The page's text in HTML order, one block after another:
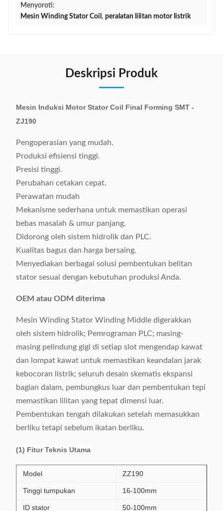
Menyoroti:
Mesin Winding Stator Coil , peralatan lilitan motor listrik
Deskripsi Produk
Mesin Induksi Motor Stator Coil Final Forming SMT -
ZJ190
Pengoperasian yang mudah.
Produksi efisiensi tinggi.
Presisi tinggi.
Perubahan cetakan cepat.
Perawatan mudah
Mekanisme sederhana untuk memastikan operasi
bebas masalah & umur panjang.
Didorong oleh sistem hidrolik dan PLC.
Kualitas bagus dan harga bersaing.
Menyediakan berbagai solusi pembentukan belitan
stator sesuai dengan kebutuhan produksi Anda.
OEM atau ODM diterima
Mesin Winding Stator Winding Middle digerakkan
oleh sistem hidrolik; Pemrograman PLC; masing-
masing pelindung gigi di setiap slot mengendap kawat
dan lompat kawat untuk memastikan keandalan jarak
kebocoran listrik; seluruh desain skematis ekspansi
bagian dalam, pembungkus luar dan pembentukan tepi
memastikan lilitan yang tepat dimensi luar.
Pembentukan tengah dilakukan setelah memasukkan
berliku tetapi sebelum ikatan berliku.
(1) Fitur Teknis Utama
Model ZZ190
Tinggi tumpukan 16-100mm
ID stator 50-100mm